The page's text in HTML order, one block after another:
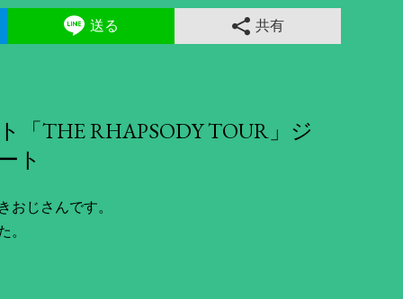
送る 共有
THE RHAPSODY TOUR」ジ
ト
じさんです。
。